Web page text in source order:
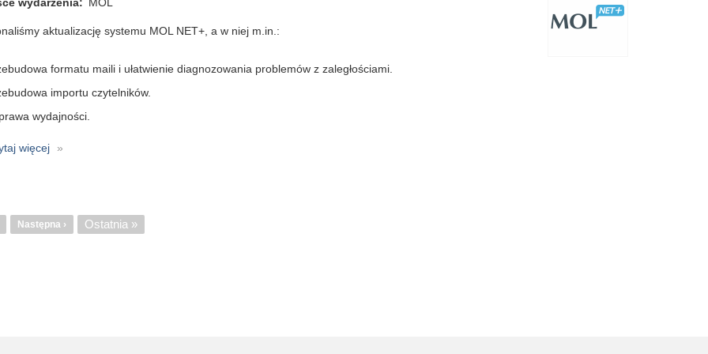
aktualizację systemu MOL NET+, a w niej m.in.:
formatu maili i ułatwienie diagnozowania problemów z zaległościami.
importu czytelników.
wydajności.
więcej
o
aktualizacja
21.0
Następna
Następna ›
Ostatnia
Ostatnia »